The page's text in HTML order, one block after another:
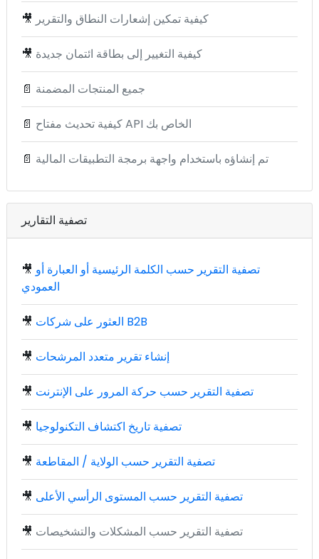
🎥 كيفية تمكين إشعارات النطاق والتقرير
🎥 كيفية التغيير إلى بطاقة ائتمان جديدة
📄 جميع المنتجات المضمنة
📄 كيفية تحديث مفتاح API الخاص بك
📄 تم إنشاؤه باستخدام واجهة برمجة التطبيقات المالية
تصفية التقارير
🎥 تصفية التقرير حسب الكلمة الرئيسية أو العبارة أو
العمودي
🎥 العثور على شركات B2B
🎥 إنشاء تقرير متعدد المرشحات
🎥 تصفية التقرير حسب حركة المرور على الإنترنت
🎥 تصفية تاريخ اكتشاف التكنولوجيا
🎥 تصفية التقرير حسب الولاية / المقاطعة
🎥 تصفية التقرير حسب المستوى الرأسي الأعلى
🎥 تصفية التقرير حسب المشكلات والتشخيصات